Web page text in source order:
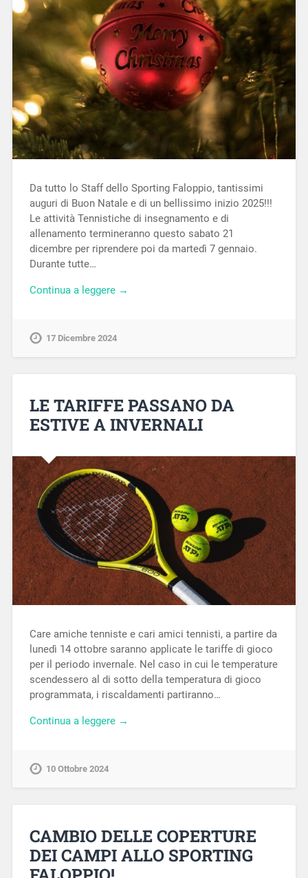
Da tutto lo Staff dello Sporting Faloppio, tantissimi
auguri di Buon Natale e di un bellissimo inizio 2025!!!
Le attività Tennistiche di insegnamento e di
allenamento termineranno questo sabato 21
dicembre per riprendere poi da martedì 7 gennaio.
Durante tutte…
Continua a leggere →
17 Dicembre 2024
LE TARIFFE PASSANO DA
ESTIVE A INVERNALI
Care amiche tenniste e cari amici tennisti, a partire da
lunedì 14 ottobre saranno applicate le tariffe di gioco
per il periodo invernale. Nel caso in cui le temperature
scendessero al di sotto della temperatura di gioco
programmata, i riscaldamenti partiranno…
Continua a leggere →
10 Ottobre 2024
CAMBIO DELLE COPERTURE
DEI CAMPI ALLO SPORTING